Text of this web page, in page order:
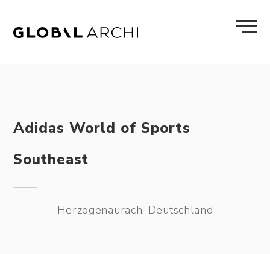
content
Adidas World of Sports
Southeast
Herzogenaurach, Deutschland